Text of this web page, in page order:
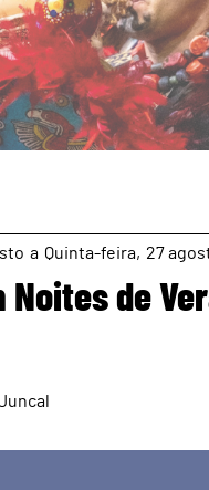
a 27
Quinta
Noites de